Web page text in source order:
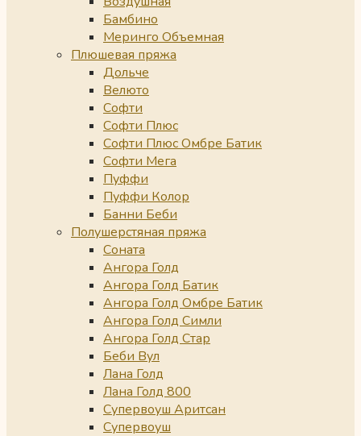
Бамбино
Меринго Объемная
Плюшевая пряжа
Дольче
Велюто
Софти
Софти Плюс
Софти Плюс Омбре Батик
Софти Мега
Пуффи
Пуффи Колор
Банни Беби
Полушерстяная пряжа
Соната
Ангора Голд
Ангора Голд Батик
Ангора Голд Омбре Батик
Ангора Голд Симли
Ангора Голд Стар
Беби Вул
Лана Голд
Лана Голд 800
Супервоуш Аритсан
Супервоуш